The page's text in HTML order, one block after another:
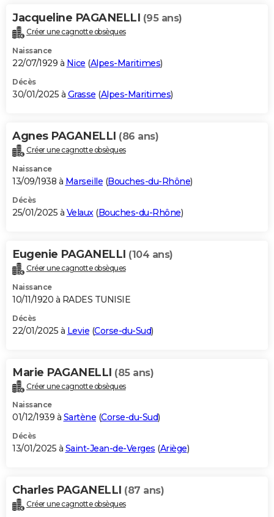
Jacqueline PAGANELLI (95 ans)
Créer une cagnotte obsèques
Naissance
22/07/1929 à Nice (Alpes-Maritimes)
Décès
30/01/2025 à Grasse (Alpes-Maritimes)
Agnes PAGANELLI (86 ans)
Créer une cagnotte obsèques
Naissance
13/09/1938 à Marseille (Bouches-du-Rhône)
Décès
25/01/2025 à Velaux(Bouches-du-Rhône)
Eugenie PAGANELLI (104 ans)
Créer une cagnotte obsèques
Naissance
10/11/1920 à RADES TUNISIE
Décès
22/01/2025 à Levie (Corse-du-Sud)
Marie PAGANELLI (85 ans)
Créer une cagnotte obsèques
Naissance
01/12/1939 à Sartène (Corse-du-Sud)
Décès
13/01/2025 à Saint-Jean-de-Verges (Ariège)
Charles PAGANELLI (87 ans)
Créer une cagnotte obsèques